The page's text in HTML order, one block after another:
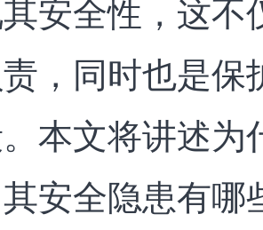
安全性，这
，同时也是
本文将讲述为
安全隐患有